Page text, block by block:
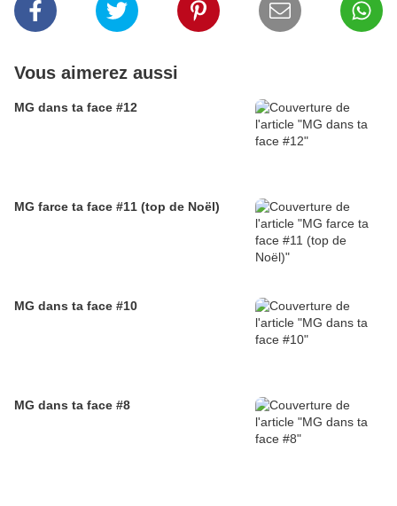
Vous aimerez aussi
MG dans ta face #12
MG farce ta face #11 (top de Noël)
MG dans ta face #10
MG dans ta face #8